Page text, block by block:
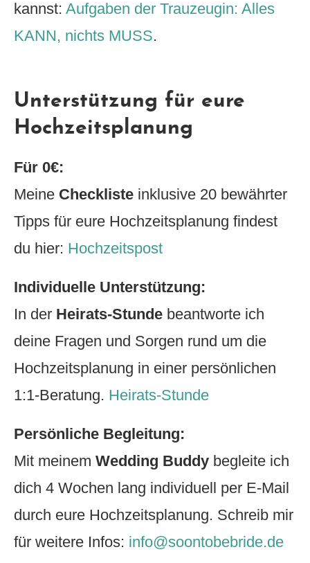
kannst: Aufgaben der Trauzeugin: Alles
KANN, nichts MUSS.
Unterstützung für eure
Hochzeitsplanung
Für 0€:
Meine Checkliste inklusive 20 bewährter
Tipps für eure Hochzeitsplanung findest
du hier: Hochzeitspost
Individuelle Unterstützung:
In der Heirats-Stunde beantworte ich
deine Fragen und Sorgen rund um die
Hochzeitsplanung in einer persönlichen
1:1-Beratung. Heirats-Stunde
Persönliche Begleitung:
Mit meinem Wedding Buddy begleite ich
dich 4 Wochen lang individuell per E-Mail
durch eure Hochzeitsplanung. Schreib mir
für weitere Infos: info@soontobebride.de